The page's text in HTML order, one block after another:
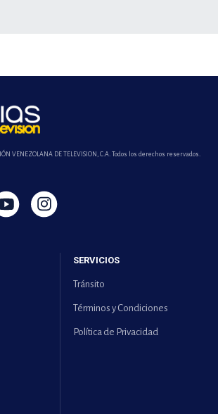
VENEZOLANA DE TELEVISION, C.A. Todos los derechos reservados.
SERVICIOS
Tránsito
Términos y Condiciones
Política de Privacidad